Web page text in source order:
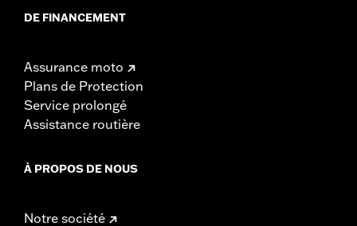
DE FINANCEMENT
Assurance moto
Plans de Protection
Service prolongé
Assistance routière
À PROPOS DE NOUS
Notre société